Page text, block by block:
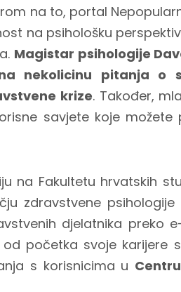
na to, portal
na psihološku
Magistar psihologije
nekolicinu pitanja o
krize. Također,
savjete koje
na Fakultetu hrvatskih
zdravstvene
djelatnika preko
od početka svoje karijere
s korisnicima u